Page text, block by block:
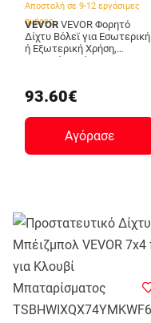
Αποστολή σε 9-12 εργάσιμες
ημέρες
VEVOR
Δίχτυ Βόλεϊ για Εσωτερική
ή Εξωτερική Χρήση,
Ρυθμιζόμενο Ύψος με
Προπονητής Βόλεϊ για
Σερβίς
PQXLW14YC00098F67V0
93.60€
Αγόρασε